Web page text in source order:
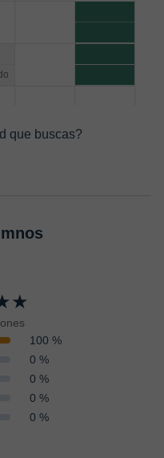
que buscas?
100 %
0 %
0 %
0 %
0 %